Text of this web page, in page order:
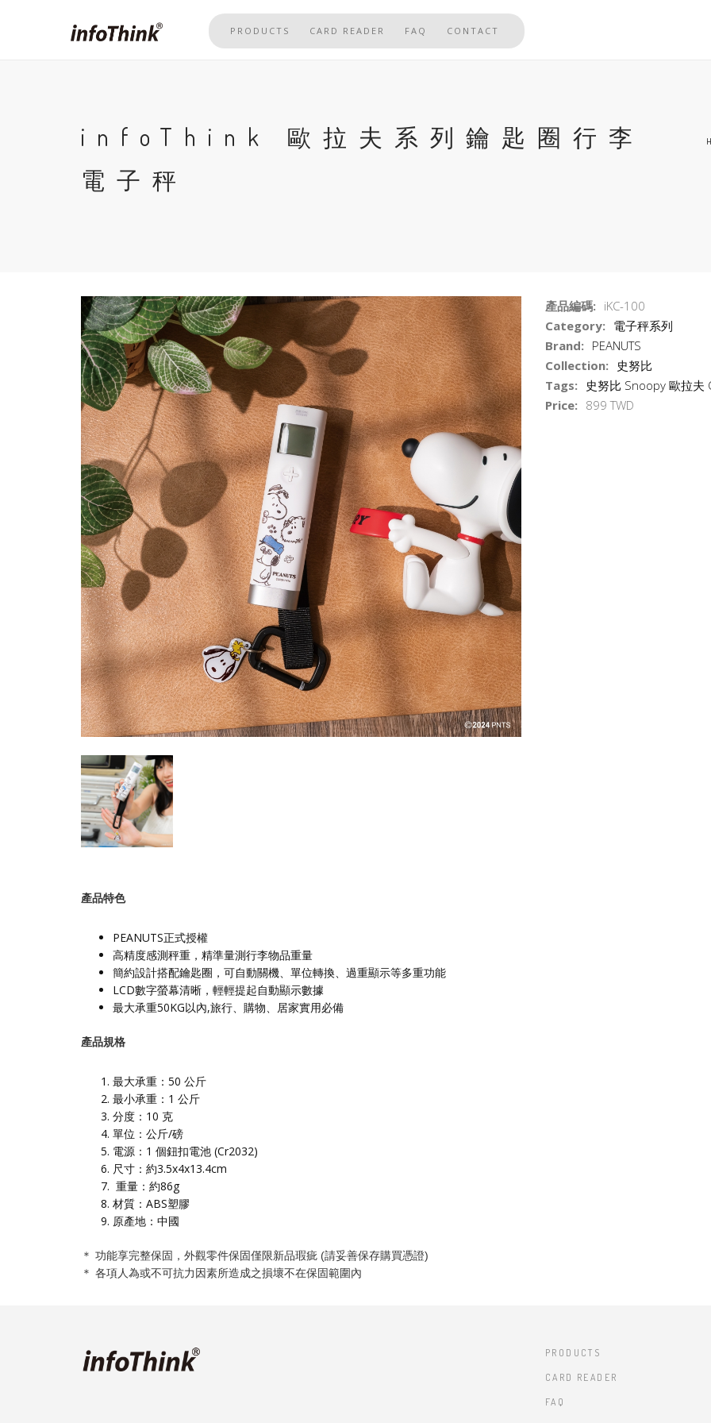
PRODUCTS CARD READER FAQ CONTACT
infoThink 歐拉夫系列鑰匙圈行李
電子秤
產品編碼: iKC-100
Category: 電子秤系列
Brand: PEANUTS
Collection:
史努比
Tags:
史努比 Snoopy 歐拉夫
Price: 899 TWD
產品特色
PEANUTS正式授權
高精度感測秤重，精準量測行李物品重量
簡約設計搭配鑰匙圈，可自動關機、單位轉換、過重顯示等多重功能
LCD數字螢幕清晰，輕輕提起自動顯示數據
最大承重50KG以內,旅行、購物、居家實用必備
產品規格
最大承重：50 公斤
最小承重：1 公斤
分度：10 克
單位：公斤/磅
電源：1 個鈕扣電池 (Cr2032)
尺寸：約3.5x4x13.4cm
重量：約86g
材質：ABS塑膠
原產地：中國
＊ 功能享完整保固，外觀零件保固僅限新品瑕疵 (請妥善保存購買憑證)
＊ 各項人為或不可抗力因素所造成之損壞不在保固範圍內
PRODUCTS
CARD READER
FAQ